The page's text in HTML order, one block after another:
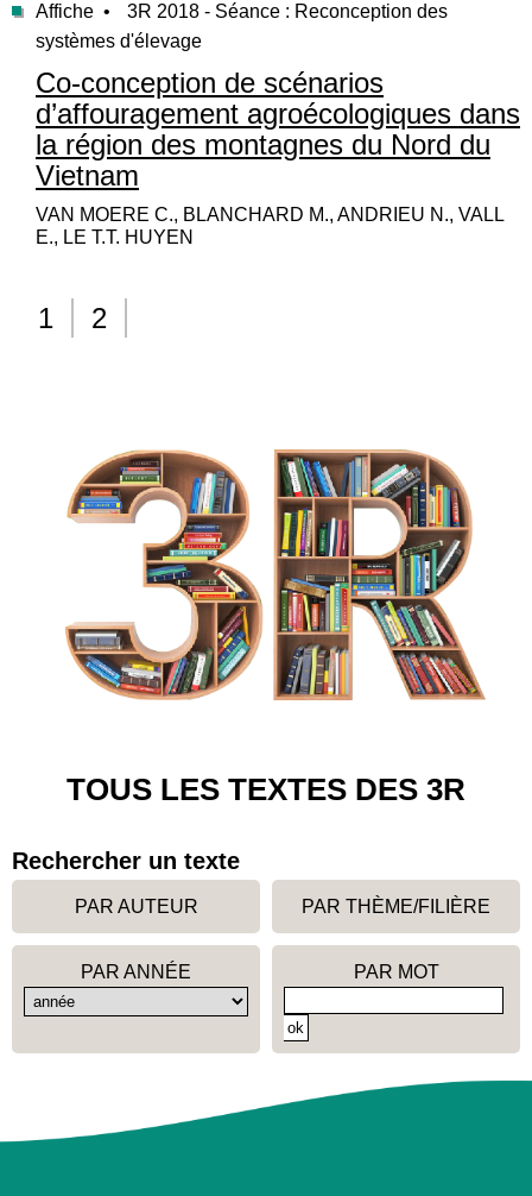
Affiche •
3R 2018 - Séance : Reconception des
systèmes d'élevage
Co-conception de scénarios
d’affouragement agroécologiques dans
la région des montagnes du Nord du
Vietnam
VAN MOERE C., BLANCHARD M., ANDRIEU N., VALL
E., LE T.T. HUYEN
1 2
TOUS LES TEXTES DES 3R
Rechercher un texte
PAR AUTEUR PAR THÈME/FILIÈRE
PAR ANNÉE PAR MOT